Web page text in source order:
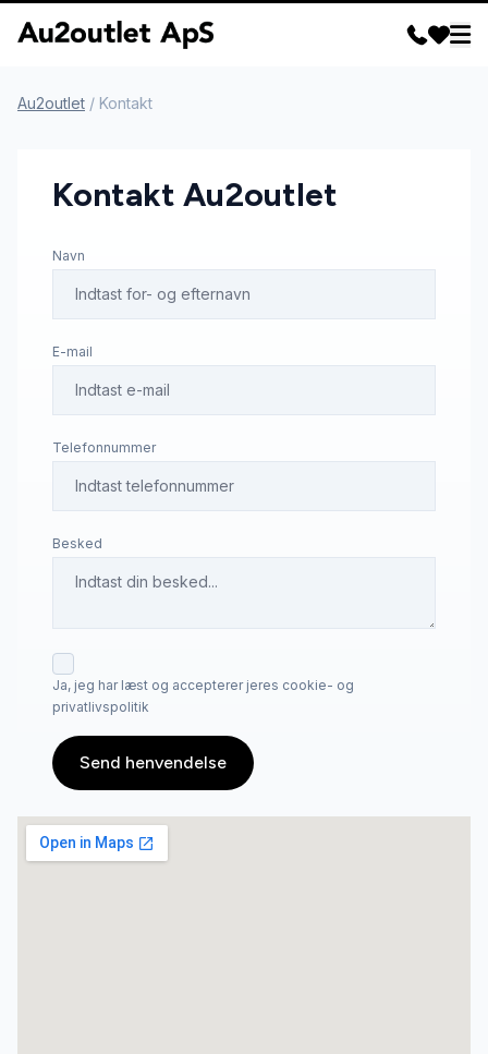
Au2outlet / Kontakt
Kontakt Au2outlet
Navn
E-mail
Telefonnummer
Besked
Ja, jeg har læst og accepterer jeres cookie- og
privatlivspolitik
Send henvendelse